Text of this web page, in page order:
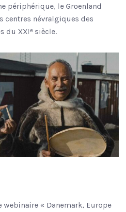
périphérique, le Groenland
centres névralgiques des
du XXIᵉ siècle.
« Danemark, Europe